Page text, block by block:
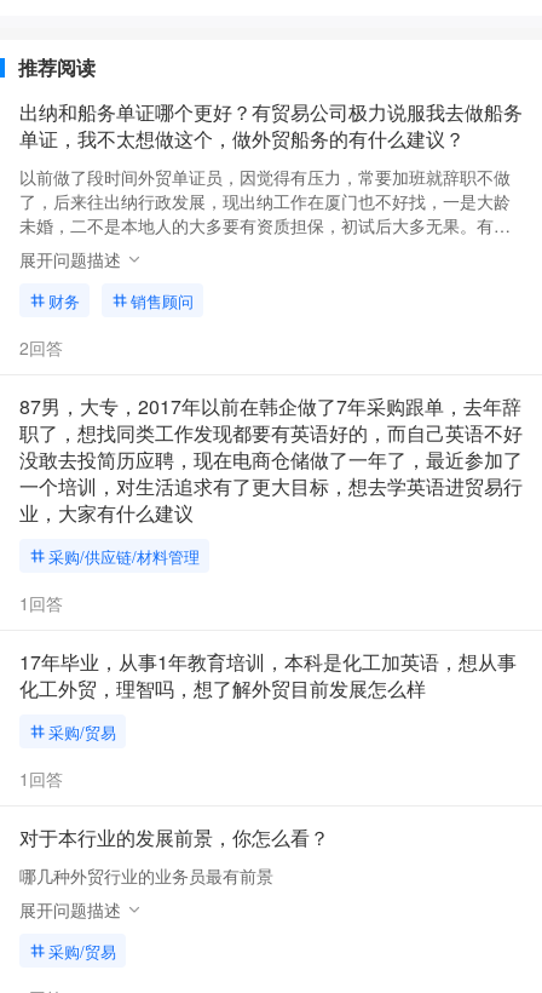
推荐阅读
出纳和船务单证哪个更好？有贸易公司极力说服我去做船务
单证，我不太想做这个，做外贸船务的有什么建议？
以前做了段时间外贸单证员，因觉得有压力，常要加班就辞职不做
了，后来往出纳行政发展，现出纳工作在厦门也不好找，一是大龄
未婚，二不是本地人的大多要有资质担保，初试后大多无果。有家
贸易公司看我之前做过单证，主动电邀我去应聘船务，笔试测英
语，英语有点基础，但之前心里对此工作有点阴影
展开问题描述
财务 销售顾问
2回答
87男，大专，2017年以前在韩企做了7年采购跟单，去年辞
职了，想找同类工作发现都要有英语好的，而自己英语不好
没敢去投简历应聘，现在电商仓储做了一年了，最近参加了
一个培训，对生活追求有了更大目标，想去学英语进贸易行
业，大家有什么建议
采购/供应链/材料管理
1回答
17年毕业，从事1年教育培训，本科是化工加英语，想从事
化工外贸，理智吗，想了解外贸目前发展怎么样
采购/贸易
1回答
对于本行业的发展前景，你怎么看？
哪几种外贸行业的业务员最有前景
展开问题描述
采购/贸易